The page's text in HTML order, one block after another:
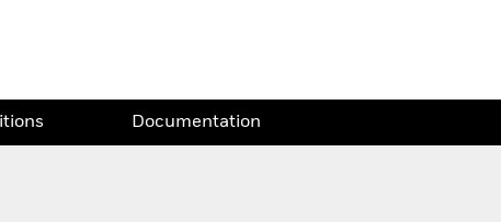
Documentation